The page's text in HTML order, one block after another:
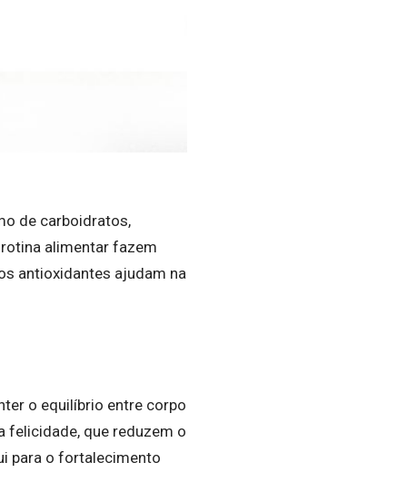
de carboidratos,
alimentar fazem
antioxidantes ajudam na
o equilíbrio entre corpo
felicidade, que reduzem o
para o fortalecimento